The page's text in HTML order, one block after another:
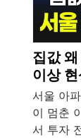
집값
이상
서울 아
이 멈춘
서 투자